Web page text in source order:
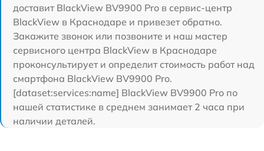
доставит BlackView BV9900 Pro в сервис-центр
BlackView в Краснодаре и привезет обратно.
Закажите звонок или позвоните и наш мастер
сервисного центра BlackView в Краснодаре
проконсультирует и определит стоимость работ над
смартфона BlackView BV9900 Pro.
[dataset:services:name] BlackView BV9900 Pro по
нашей статистике в среднем занимает 2 часа при
наличии деталей.